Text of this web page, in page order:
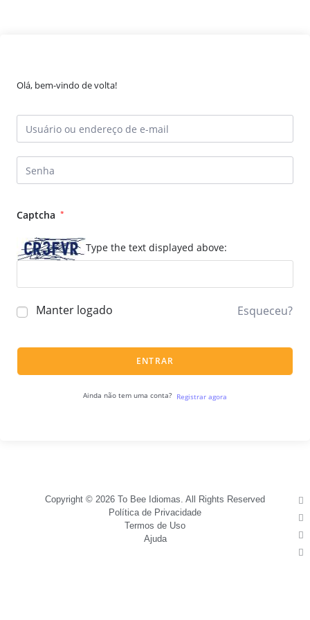
Olá, bem-vindo de volta!
Captcha *
Type the text displayed above:
Manter logado Esqueceu?
ENTRAR
Ainda não tem uma conta? Registrar agora
Copyright © 2026 To Bee Idiomas. All Rights Reserved
Política de Privacidade
Termos de Uso
Ajuda